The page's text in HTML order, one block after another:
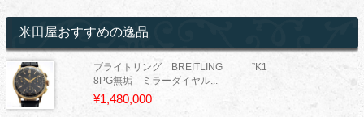
米田屋おすすめの逸品
ブライトリング BREITLING ”K1
8PG無垢 ミラーダイヤル...
¥1,480,000